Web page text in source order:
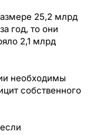
25,2 млрд
год, то они
2,1 млрд
необходимы
собственного